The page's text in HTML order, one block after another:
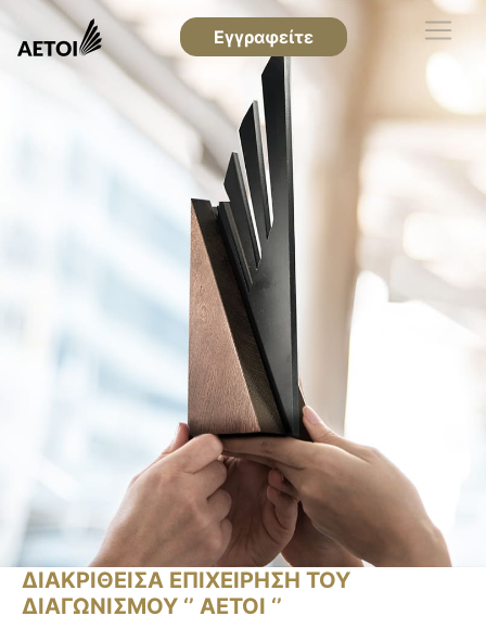
Εγγραφείτε
ΔΙΑΚΡΙΘΕΙΣΑ ΕΠΙΧΕΙΡΗΣΗ ΤΟΥ
ΔΙΑΓΩΝΙΣΜΟΥ ‘’ ΑΕΤΟΙ ‘’